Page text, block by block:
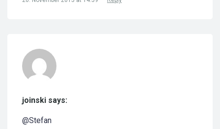
joinski says:
@Stefan